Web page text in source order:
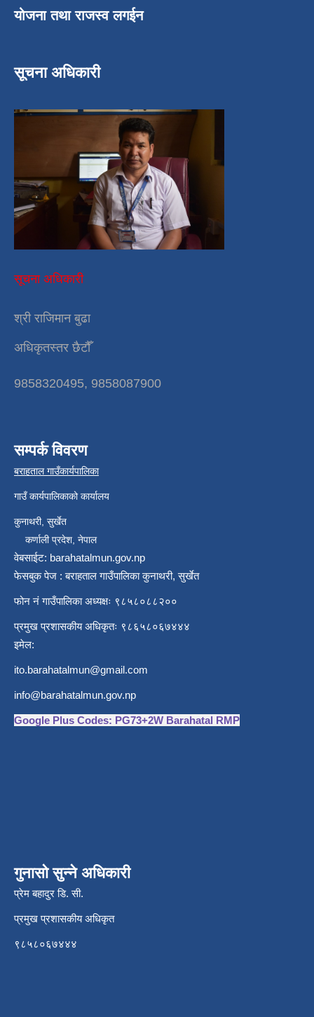
योजना तथा राजस्व लगईन
सूचना अधिकारी
सूचना अधिकारी
श्री राजिमान बुढा
अधिकृतस्तर छैटौँ
9858320495, 9858087900
सम्पर्क विवरण
बराहताल गाउँकार्यपालिका
गाउँ कार्यपालिकाको कार्यालय
कुनाथरी, सुर्खेत
कर्णाली प्रदेश, नेपाल
वेबसाईट: barahatalmun.gov.np
फेसबुक पेज : बराहताल गाउँपालिका कुनाथरी, सुर्खेत
फोन नं गाउँपालिका अध्यक्षः ९८५८०८८२००
प्रमुख प्रशासकीय अधिकृतः ९८६५८०६७४४४
इमेल:
ito.barahatalmun@gmail.com
info@barahatalmun.gov.np
Google Plus Codes: PG73+2W Barahatal RMP
गुनासो सुन्ने अधिकारी
प्रेम बहादुर डि. सी.
प्रमुख प्रशासकीय अधिकृत
९८५८०६७४४४